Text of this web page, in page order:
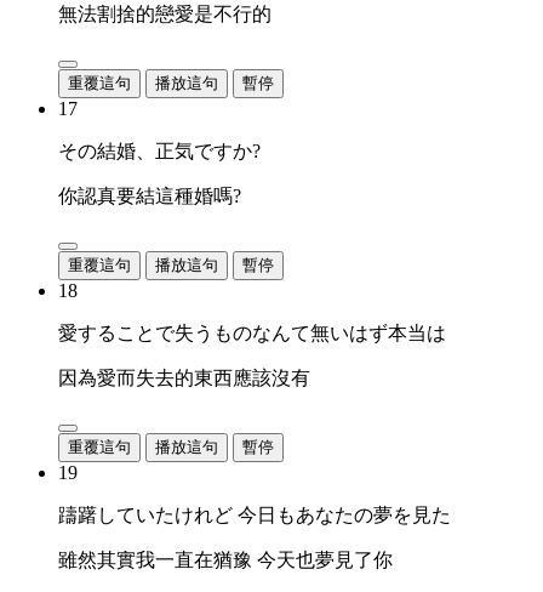
無法割捨的戀愛是不行的
重覆這句 播放這句 暫停
17
その結婚、正気ですか?
你認真要結這種婚嗎?
重覆這句 播放這句 暫停
18
愛することで失うものなんて無いはず本当は
因為愛而失去的東西應該沒有
重覆這句 播放這句 暫停
19
躊躇していたけれど 今日もあなたの夢を見た
雖然其實我一直在猶豫 今天也夢見了你